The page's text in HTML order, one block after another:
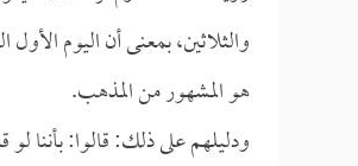
والثلاثين، بمعنى أن اليوم
هو المشهور من المذهب.
ودليلهم على ذلك: قالوا: بأننا